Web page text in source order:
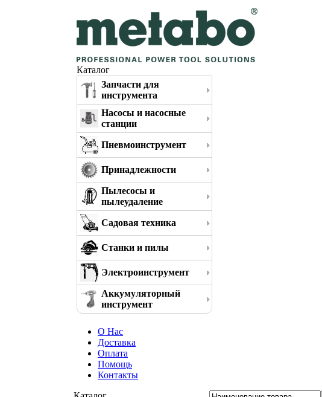
Каталог
Запчасти для
инструмента
Насосы и насосные
станции
Пневмоинструмент
Принадлежности
Пылесосы и
пылеудаление
Садовая техника
Станки и пилы
Электроинструмент
Аккумуляторный
инструмент
О Нас
Доставка
Оплата
Помощь
Контакты